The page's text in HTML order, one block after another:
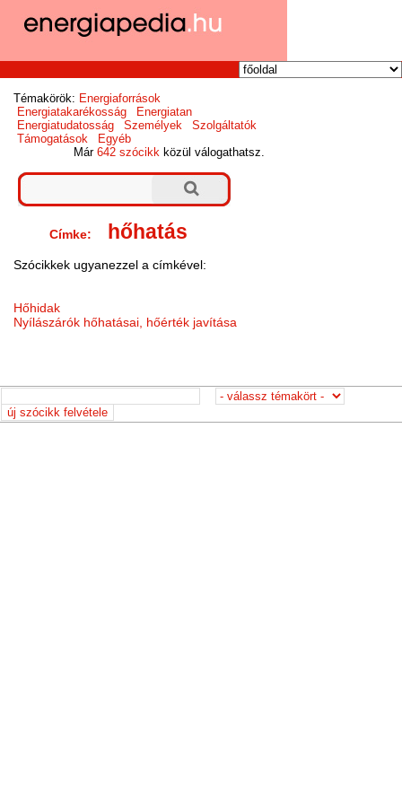
Témakörök: Energiaforrások
Energiatakarékosság
Energiatan
Energiatudatosság
Személyek
Szolgáltatók
Támogatások
Egyéb
Már642 szócikk közül válogathatsz.
Címke: hőhatás
Szócikkek ugyanezzel a címkével:
Hőhidak
Nyílászárók hőhatásai, hőérték javítása